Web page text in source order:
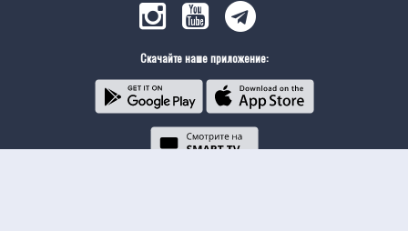
Скачайте наше приложение: